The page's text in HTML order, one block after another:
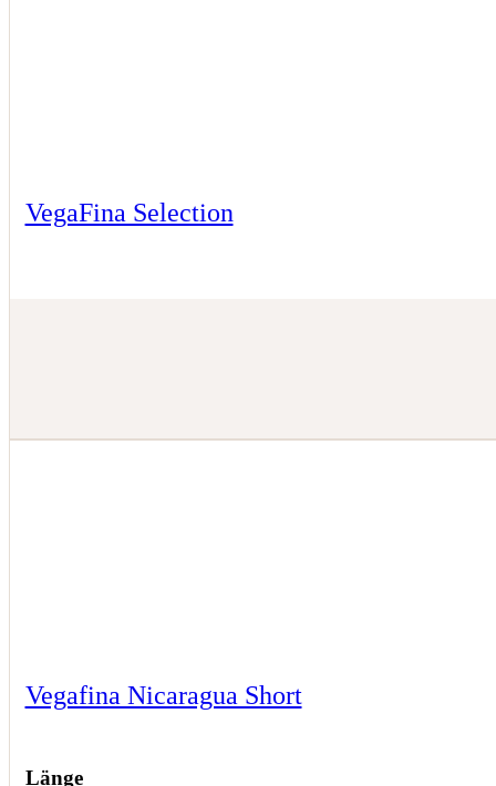
VegaFina Selection
Vegafina Nicaragua Short
Länge